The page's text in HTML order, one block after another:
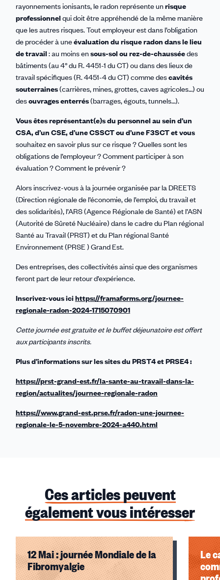
rayonnements ionisants, le radon représente unrisque
professionnel qui doit être appréhendé de la même manière
que les autres risques. Tout employeur est dans l’obligation
de procéder à uneévaluation du risque radon dans le lieu
de travail : au moins ensous-sol ou rez-de-chausséedes
bâtiments (au 4° du R. 4451-1 du CT) ou dans des lieux de
travail spécifiques (R. 4451-4 du CT) comme descavités
souterraines(carrières, mines, grottes, caves agricoles…) ou
desouvrages enterrés(barrages, égouts, tunnels…).
Vous êtesreprésentant(e)s du personnel au sein d’un
CSA, d’un CSE, d’une CSSCT ou d’une F3SCTet vous
souhaitez en savoir plus sur ce risque ? Quelles sont les
obligations de l’employeur ? Comment participer à son
évaluation ? Comment le prévenir ?
Alors inscrivez-vous à la journée organisée par la DREETS
(Direction régionale de l’économie, de l’emploi, du travail et
des solidarités), l’ARS (Agence Régionale de Santé) et l’ASN
(Autorité de Sûreté Nucléaire) dans le cadre du Plan régional
Santé au Travail (PRST) et du Plan régional Santé
Environnement (PRSE ) Grand Est.
Des entreprises, des collectivités ainsi que des organismes
feront part de leur retour d’expérience.
Inscrivez-vous ici https://framaforms.org/journee-
regionale-radon-2024-1715070901
Cette journée est gratuite et le buffet déjeunatoire est offert
aux participants inscrits.
Plus d’informations sur les sites du PRST4 et PRSE4 :
https://prst-grand-est.fr/la-sante-au-travail-dans-la-
region/actualites/journee-regionale-radon
https://www.grand-est.prse.fr/radon-une-journee-
regionale-le-5-novembre-2024-a440.html
Ces articles peuvent
également vous intéresser
12 Mai : journée Mondiale de la
Fibromyalgie
Le